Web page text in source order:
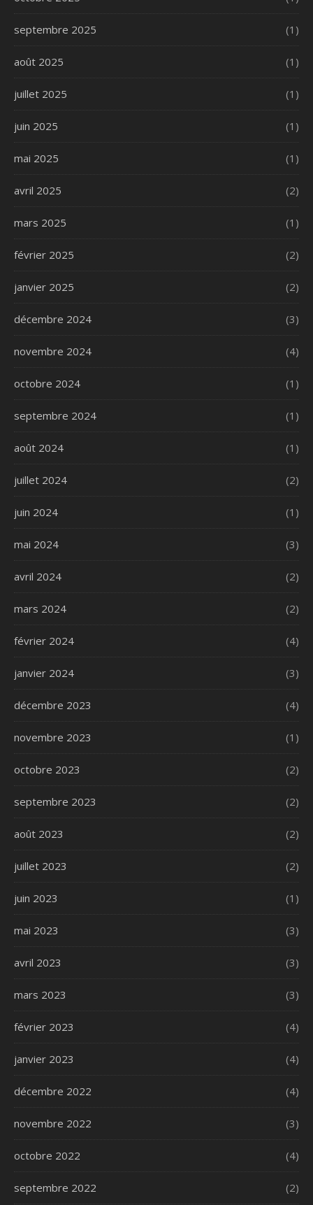
septembre 2025 (1)
août 2025 (1)
juillet 2025 (1)
juin 2025 (1)
mai 2025 (1)
avril 2025 (2)
mars 2025 (1)
février 2025 (2)
janvier 2025 (2)
décembre 2024 (3)
novembre 2024 (4)
octobre 2024 (1)
septembre 2024 (1)
août 2024 (1)
juillet 2024 (2)
juin 2024 (1)
mai 2024 (3)
avril 2024 (2)
mars 2024 (2)
février 2024 (4)
janvier 2024 (3)
décembre 2023 (4)
novembre 2023 (1)
octobre 2023 (2)
septembre 2023 (2)
août 2023 (2)
juillet 2023 (2)
juin 2023 (1)
mai 2023 (3)
avril 2023 (3)
mars 2023 (3)
février 2023 (4)
janvier 2023 (4)
décembre 2022 (4)
novembre 2022 (3)
octobre 2022 (4)
septembre 2022 (2)